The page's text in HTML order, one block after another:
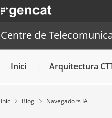
. Obre en una nova finestra.
Centre de
Inici Arquitectura
. Obre en una nova finestra.
Inici Blog Navegadors IA